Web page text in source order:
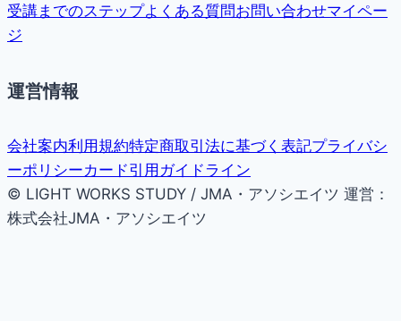
受講までのステップよくある質問お問い合わせマイペー
ジ
運営情報
会社案内利用規約特定商取引法に基づく表記プライバシ
ーポリシーカード引用ガイドライン
© LIGHT WORKS STUDY / JMA・アソシエイツ 運営：
株式会社JMA・アソシエイツ